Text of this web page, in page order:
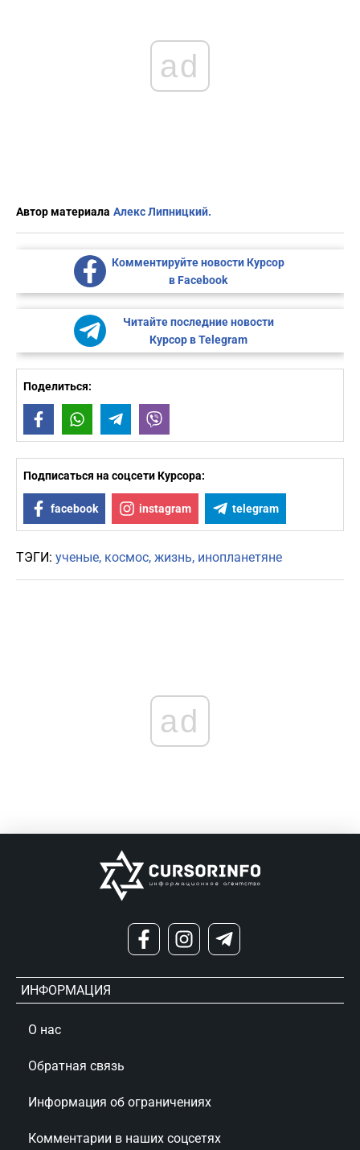
ad
Автор материала Алекс Липницкий.
Комментируйте новости Курсор
в Facebook
Читайте последние новости
Курсор в Telegram
Поделиться:
FacebookWhatsAppTelegram
Подписаться на соцсети Курсора:
facebook instagram telegram
ТЭГИ: ученые космос жизнь инопланетяне
ad
ИНФОРМАЦИЯ
О нас
Обратная связь
Информация об ограничениях
Комментарии в наших соцсетях